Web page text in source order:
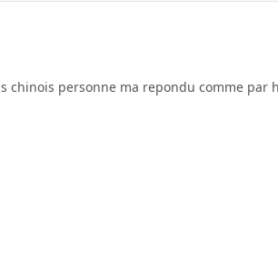
chinois personne ma repondu comme